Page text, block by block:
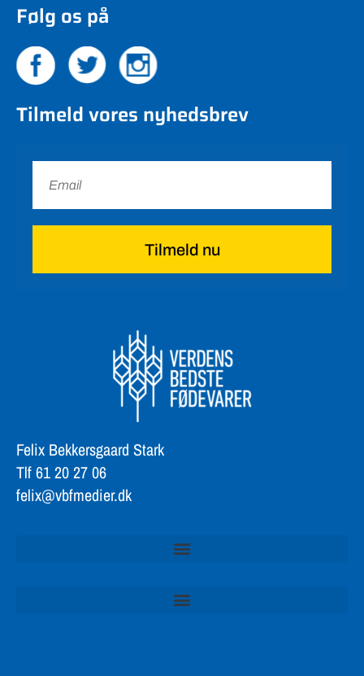
Følg os på
Tilmeld vores nyhedsbrev
Tilmeld nu
Felix Bekkersgaard Stark
Tlf 61 20 27 06
felix@vbfmedier.dk